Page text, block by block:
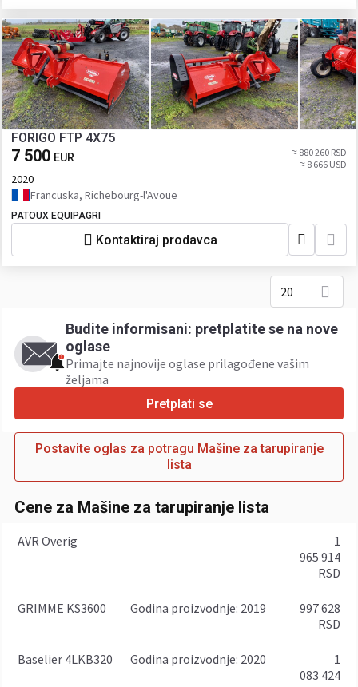
FORIGO FTP 4X75
7 500 EUR
≈ 880 260 RSD
≈ 8 666 USD
2020
Francuska, Richebourg-l'Avoue
PATOUX EQUIPAGRI
Kontaktiraj prodavca
20
Budite informisani: pretplatite se na nove
oglase
Primajte najnovije oglase prilagođene vašim
željama ​
Pretplati se
Postavite oglas za potragu Mašine za tarupiranje
lista
Cene za Mašine za tarupiranje lista
AVR Overig
1
965 914
RSD
GRIMME KS3600 godina proizvodnje: 2019
997 628
RSD
Baselier 4LKB320 godina proizvodnje: 2020
1
083 424